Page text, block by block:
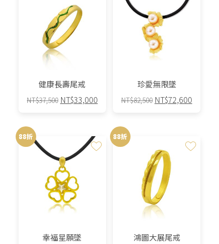
健康長壽尾戒
NT$37,500 原
NT$37,500。
NT$33,000目
格：
NT$33,000。
珍愛無限墜
NT$82,500 原
NT$82,500。
NT$72,600
88折
幸福星願墜
88折
鴻圖大展尾戒